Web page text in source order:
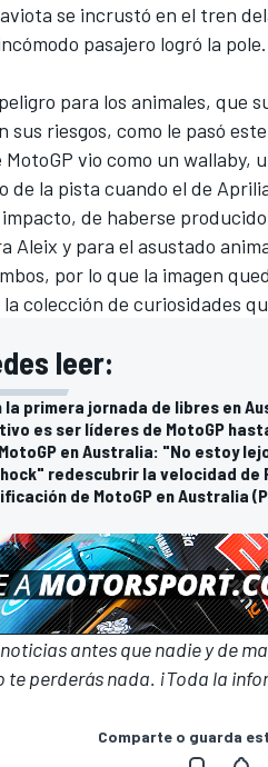
se incrustó en el tren
pasajero logró la pole.
para los animales, que
riesgos, como le pasó
vio como un wallaby,
de la pista cuando el de
de haberse
Aleix y para el asustado
por lo que la imagen
colección de curiosidades
leer:
la primera jornada de libres en
es ser líderes de MotoGP
en Australia: "No estoy
redescubrir la velocidad de
de MotoGP en Australia
antes que nadie y de
te perderás nada. ¡Toda la
Comparte o guarda